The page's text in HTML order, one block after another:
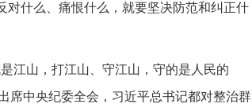
对什么、痛恨什么，就要坚决防范和纠正什
江山，打江山、守江山，守的是人民的
席中央纪委全会，习近平总书记都对整治群